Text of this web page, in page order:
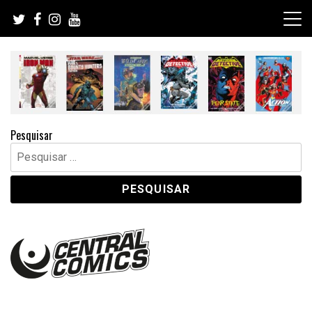
content
Pesquisar
Pesquisar
por: